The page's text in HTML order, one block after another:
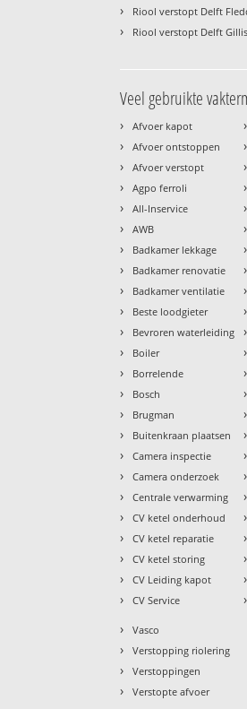
› Riool verstopt Delft
› Riool verstopt Delft
Veel gebruikte
› Afvoer kapot
› Afvoer ontstoppen
› Afvoer verstopt
› Agpo ferroli
› All-Inservice
› AWB
› Badkamer lekkage
› Badkamer renovatie
› Badkamer ventilatie
› Beste loodgieter
› Bevroren waterleiding
› Boiler
› Borrelende
› Bosch
› Brugman
› Buitenkraan plaatsen
› Camera inspectie
› Camera onderzoek
› Centrale verwarming
› CV ketel onderhoud
› CV ketel reparatie
› CV ketel storing
› CV Leiding kapot
› CV Service
›
›
›
›
›
›
›
›
›
›
›
›
›
›
›
›
›
›
›
›
›
›
›
›
› Vasco
› Verstopping riolering
› Verstoppingen
› Verstopte afvoer